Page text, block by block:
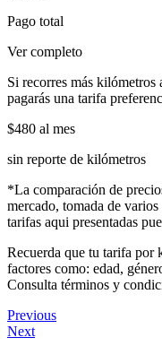
Pago total
Ver completo
Si recorres más
pagarás una tarifa
$480 al mes
sin reporte de kilómetros
*La comparación de
mercado, tomada de
tarifas aqui presentadas
Recuerda que tu tarifa por
factores como: edad,
Consulta términos y
Previous
Next